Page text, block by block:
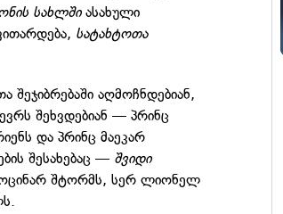
სახლშიასახული
სატახტოთა
აღმოჩნდებიან,
შეხვდებიან — პრინც
და პრინც მაეკარ
შესახებაც — შვიდი
შტორმს, სერ ლიონელ